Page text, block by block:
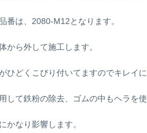
番は、2080-M12となります。
から外して施工します。
ひどくこびり付いてますのでキレイに
して鉄粉の除去、ゴムの中もヘラを
かなり影響します。